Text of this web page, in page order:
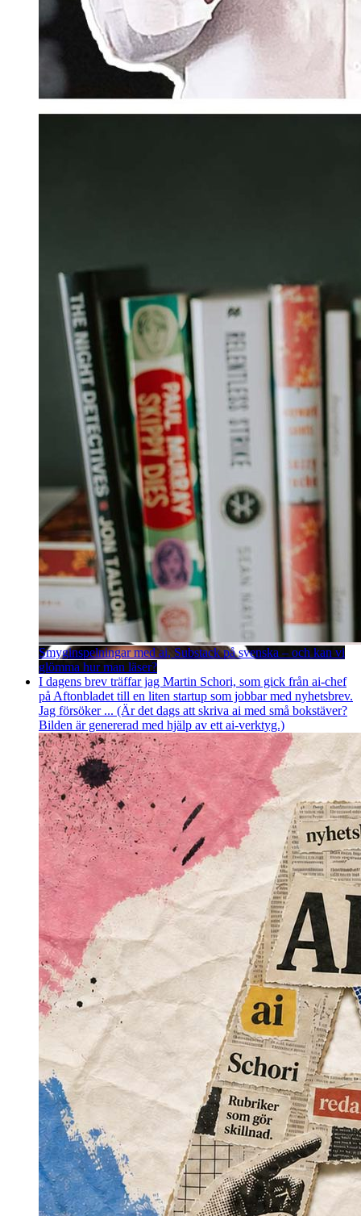
Smyginspelningar med ai, Substack på svenska – och kan vi
glömma hur man läser?
I dagens brev träffar jag Martin Schori, som gick från ai-chef
på Aftonbladet till en liten startup som jobbar med nyhetsbrev.
Jag försöker ... (Är det dags att skriva ai med små bokstäver?
Bilden är genererad med hjälp av ett ai-verktyg.)